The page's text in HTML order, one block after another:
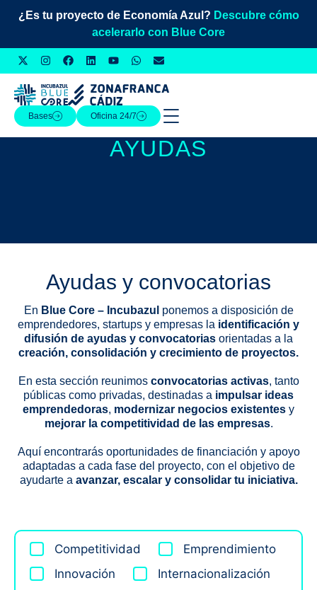
¿Es tu proyecto de Economía Azul? Descubre cómo
acelerarlo con Blue Core
Bases Oficina 24/7
AYUDAS
Ayudas y convocatorias
En Blue Core – Incubazul ponemos a disposición de
emprendedores, startups y empresas la identificación y
difusión de ayudas y convocatorias orientadas a la
creación, consolidación y crecimiento de proyectos.
En esta sección reunimos convocatorias activas, tanto
públicas como privadas, destinadas a impulsar ideas
emprendedoras, modernizar negocios existentes y
mejorar la competitividad de las empresas.
Aquí encontrarás oportunidades de financiación y apoyo
adaptadas a cada fase del proyecto, con el objetivo de
ayudarte a avanzar, escalar y consolidar tu iniciativa.
Competitividad
Emprendimiento
Innovación
Internacionalización